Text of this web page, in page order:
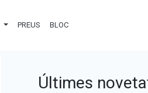
PREUS BLOC
Últimes